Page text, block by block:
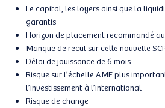
Le capital, les loyers ainsi que la
garantis
Horizon de placement recommandé
Manque de recul sur cette nouvelle
Délai de jouissance de 6 mois
Risque sur l’échelle AMF plus
l’investissement à l’international
Risque de change